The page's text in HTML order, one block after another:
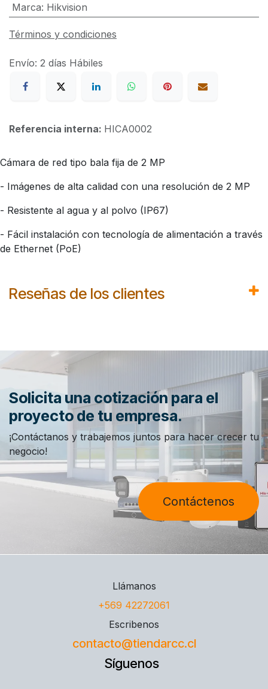
Marca: Hikvision
Términos y condiciones
Envío: 2 días Hábiles
Referencia interna: HICA0002
Cámara de red tipo bala fija de 2 MP
- Imágenes de alta calidad con una resolución de 2 MP
- Resistente al agua y al polvo (IP67)
- Fácil instalación con tecnología de alimentación a través
de Ethernet (PoE)
Reseñas de los clientes
Solicita una cotización para el
proyecto de tu empresa.
¡Contáctanos y trabajemos juntos para hacer crecer tu
negocio!
Contáctenos
Llámanos
+569 42272061
Escribenos
contacto@tiendarcc.cl
Síguenos